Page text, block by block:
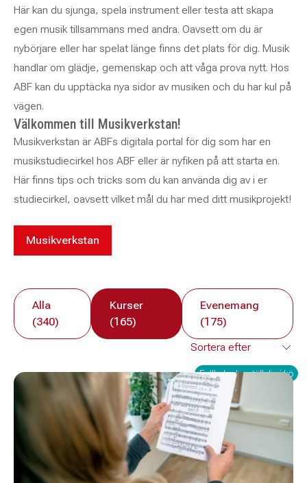
Här kan du sjunga, spela instrument eller testa att skapa
egen musik tillsammans med andra. Oavsett om du är
nybörjare eller har spelat länge finns det plats för dig. Musik
handlar om glädje, gemenskap och att våga prova nytt. Hos
ABF kan du upptäcka nya sidor av musiken och du har kul på
vägen.
Välkommen till Musikverkstan!
Musikverkstan är ABFs digitala portal för dig som har en
musikstudiecirkel hos ABF eller är nyfiken på att starta en.
Här finns tips och tricks som du kan använda dig av i er
studiecirkel, oavsett vilket mål du har med ditt musikprojekt!
Musikverkstan
Alla
(340)
Kurser
(165)
Evenemang
(175)
Fullbokad – ställ dig i kö